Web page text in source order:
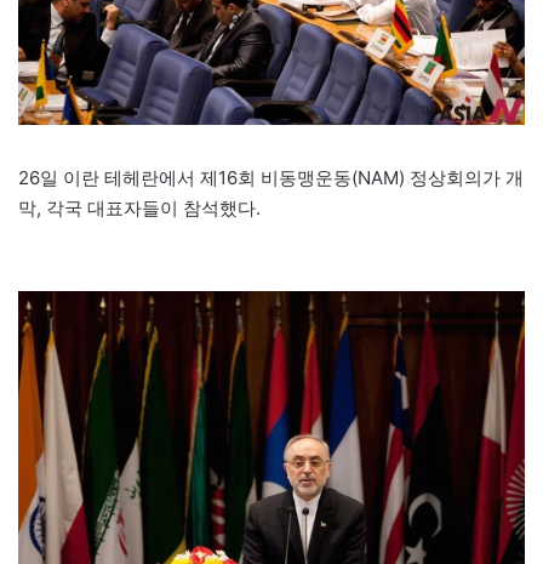
26일 이란 테헤란에서 제16회 비동맹운동(NAM) 정상회의가 개
막, 각국 대표자들이 참석했다.